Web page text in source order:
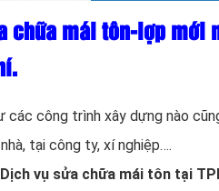
mái tôn-lợp mới
các công trình xây dựng nào
tại công ty, xí nghiệp….
Dịch vụ sửa chữa mái tôn tại